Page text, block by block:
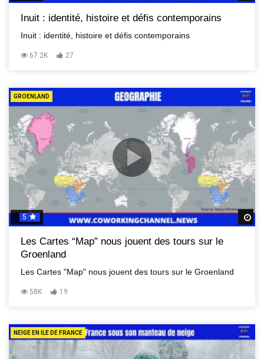
Inuit : identité, histoire et défis contemporains
Inuit : identité, histoire et défis contemporains
67.2K 27
GROENLAND
5
Les Cartes “Map” nous jouent des tours sur le
Groenland
Les Cartes "Map" nous jouent des tours sur le Groenland
58K 19
NEIGE EN ILE DE FRANCE